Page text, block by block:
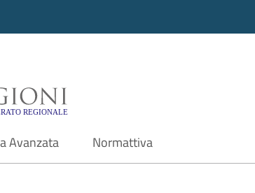
- Motore di
Avanzata Normattiva